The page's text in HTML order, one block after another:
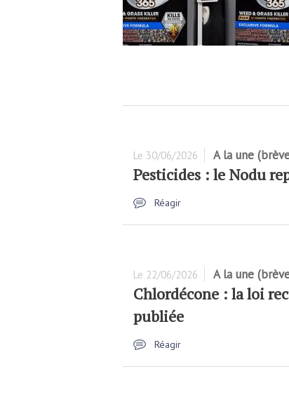
Le 30/06/2026 A la une
Pesticides : le Nodu
Réagir
Le 22/06/2026 A la une
Chlordécone : la loi
publiée
Réagir